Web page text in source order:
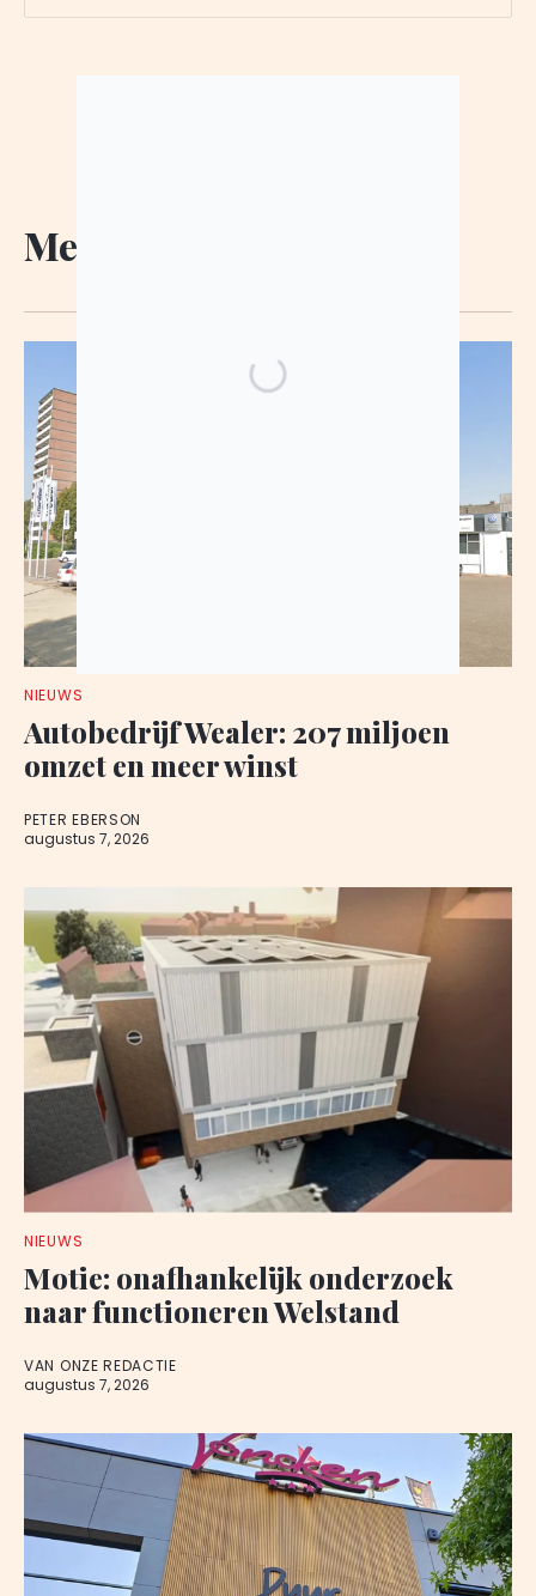
Meer Nieuws
NIEUWS
Autobedrijf Wealer: 207 miljoen
omzet en meer winst
PETER EBERSON
augustus 7, 2026
NIEUWS
Motie: onafhankelijk onderzoek
naar functioneren Welstand
VAN ONZE REDACTIE
augustus 7, 2026